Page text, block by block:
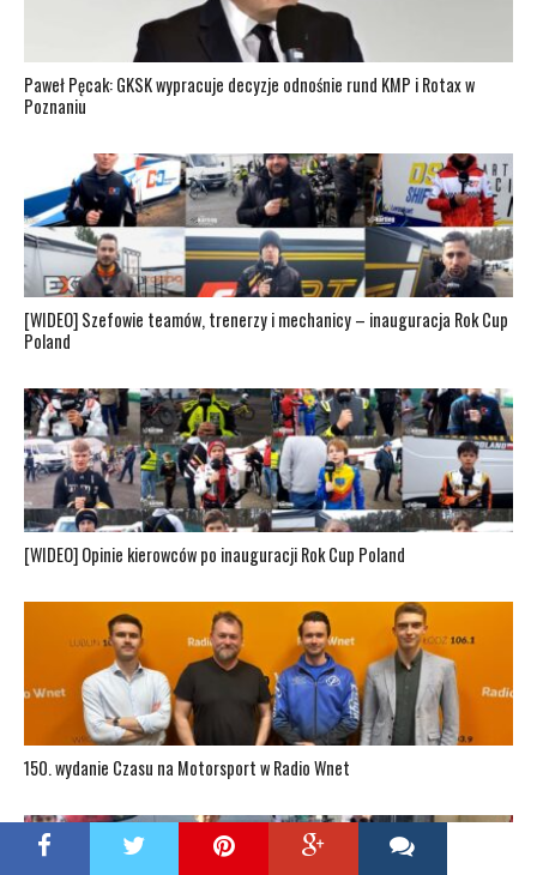
Paweł Pęcak: GKSK wypracuje decyzje odnośnie rund KMP i Rotax w
Poznaniu
[WIDEO] Szefowie teamów, trenerzy i mechanicy – inauguracja Rok Cup
Poland
[WIDEO] Opinie kierowców po inauguracji Rok Cup Poland
150. wydanie Czasu na Motorsport w Radio Wnet